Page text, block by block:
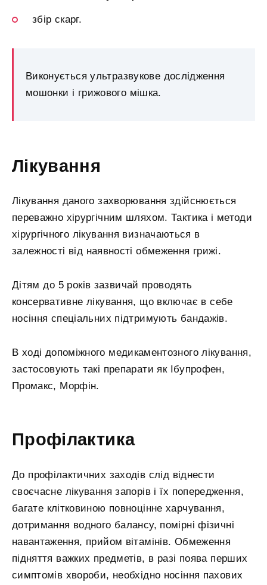
збір скарг.
Виконується ультразвукове дослідження
мошонки і грижового мішка.
Лікування
Лікування даного захворювання здійснюється
переважно хірургічним шляхом. Тактика і методи
хірургічного лікування визначаються в
залежності від наявності обмеження грижі.
Дітям до 5 років зазвичай проводять
консервативне лікування, що включає в себе
носіння спеціальних підтримують бандажів.
В ході допоміжного медикаментозного лікування,
застосовують такі препарати як Ібупрофен,
Промакс, Морфін.
Профілактика
До профілактичних заходів слід віднести
своєчасне лікування запорів і їх попередження,
багате клітковиною повноцінне харчування,
дотримання водного балансу, помірні фізичні
навантаження, прийом вітамінів. Обмеження
підняття важких предметів, в разі поява перших
симптомів хвороби, необхідно носіння пахових